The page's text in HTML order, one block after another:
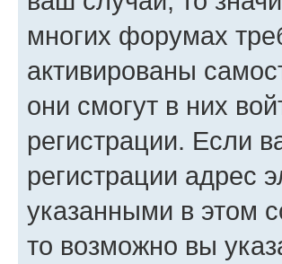
многих форумах
активированы
они смогут в них
регистрации. Если
регистрации адрес
указанными в этом
то возможно вы